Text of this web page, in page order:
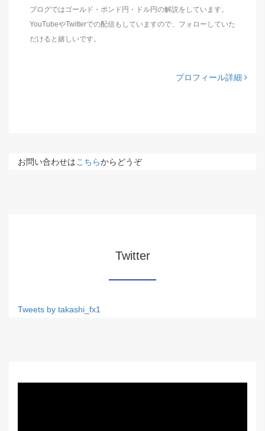
ブログではゴールド・ポンド円・ドル円の解説をしています。
YouTubeやTwitterでの配信もしていますので、フォローしていた
だけると嬉しいです。
プロフィール詳細
お問い合わせはこちらからどうぞ
Twitter
Tweets by takashi_fx1